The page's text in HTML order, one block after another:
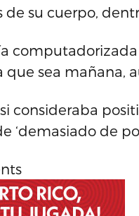
de su cuerpo,
que sea mañana,
consideraba
‘demasiado de